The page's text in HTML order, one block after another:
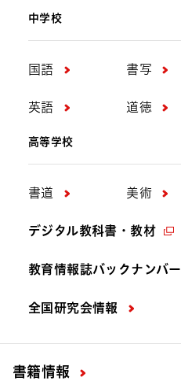
中学校
国語 書写
英語 道徳
高等学校
書道 美術
デジタル教科書・教材
教育情報誌バックナンバー
全国研究会情報
書籍情報